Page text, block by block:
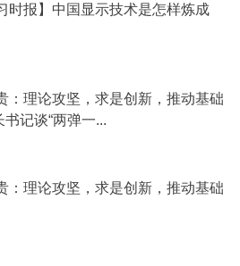
时报】中国显示技术是怎样炼成
：理论攻坚，求是创新，推动基础
记谈“两弹一...
：理论攻坚，求是创新，推动基础